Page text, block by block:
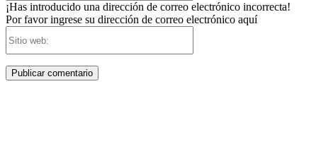
¡Has introducido una dirección de correo electrónico incorrecta!
Por favor ingrese su dirección de correo electrónico aquí